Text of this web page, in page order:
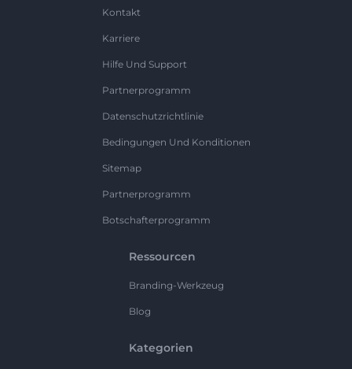
Kontakt
Karriere
Hilfe Und Support
Partnerprogramm
Datenschutzrichtlinie
Bedingungen Und Konditionen
Sitemap
Partnerprogramm
Botschafterprogramm
Ressourcen
Branding-Werkzeug
Blog
Kategorien